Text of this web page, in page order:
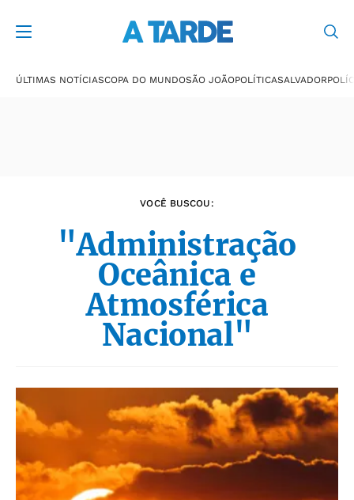
ÚLTIMAS NOTÍCIASCOPA DO MUNDOSÃO JOÃOPOLÍTICASALVADOR
VOCÊ BUSCOU:
"Administração
Oceânica e
Atmosférica
Nacional"